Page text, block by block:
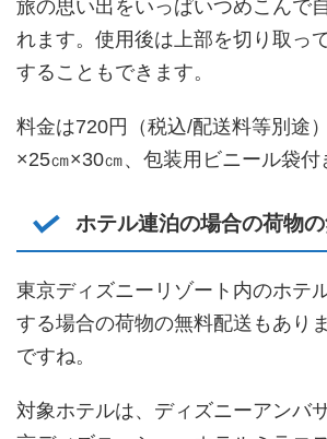
旅の思い出をいっぱいつめこんで
れます。使用後は上部を切り取っ
することもできます。
料金は720円（税込/配送料等別途
×25㎝×30㎝、包装用ビニール袋付
ホテル連泊の場合の荷物
東京ディズニーリゾート内のホテ
する場合の荷物の無料配送もあり
ですね。
対象ホテルは、ディズニーアンバ